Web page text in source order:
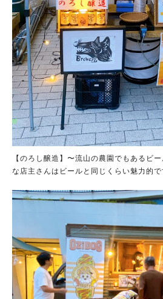
【のろし醸造】〜流山の農園でもあるビ
な店主さんはビールと同じくらい魅力的で